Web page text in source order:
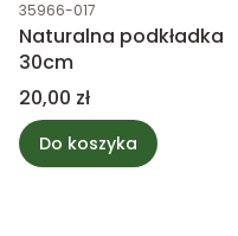
35966-017
Naturalna podkładka
30cm
Cena
20,00 zł
Do koszyka